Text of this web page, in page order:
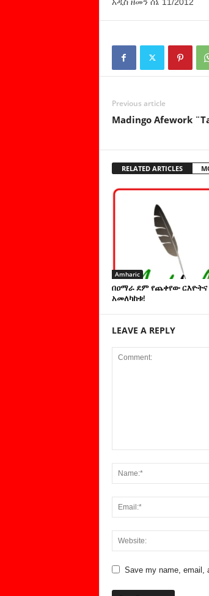
Previous article
Madingo Afework
RELATED ARTICLES
Amharic
በዐማራ ደም የጨቀየው ርእዮትና
አመለካከቱ!
LEAVE A REPLY
Save my name, email,